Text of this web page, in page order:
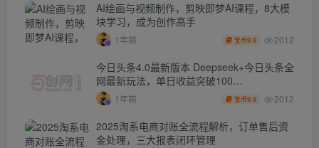
AI绘画与视频制作，剪映即梦AI课程，8大模
块学习，成为创作高手
1年前 宝币9.9 2012
今日头条4.0最新版本 Deepseek+今日头条全
网最新玩法，单日收益突破100…
1年前 宝币9.9 2012
2025淘系电商对账全流程解析，订单售后资
金处理，三大报表闭环管理